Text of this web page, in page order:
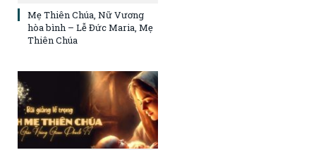
Mẹ Thiên Chúa, Nữ Vương
hòa bình – Lễ Đức Maria, Mẹ
Thiên Chúa